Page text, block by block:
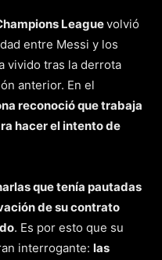
Leaguevolvió
entre Messi y los
vivido tras la derrota
anterior. En el
reconoció que trabaja
hacer el intento de
que tenía pautadas
de su contrato
. Es por esto que su
interrogante: las